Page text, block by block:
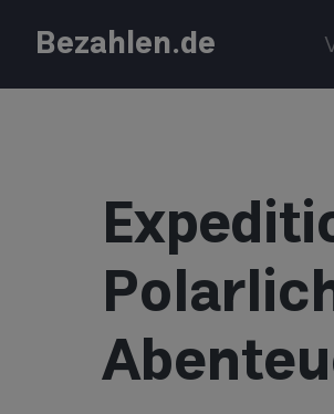
Bezahlen.de